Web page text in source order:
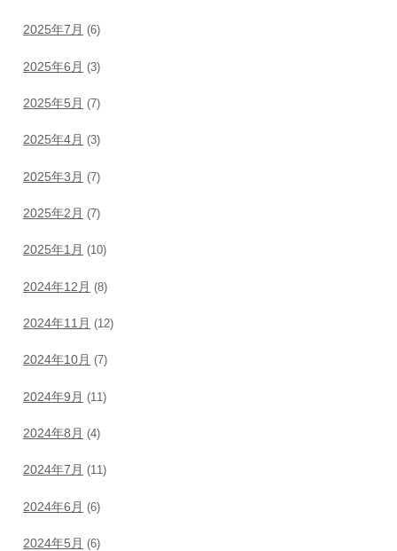
2025年7月 (6)
2025年6月 (3)
2025年5月 (7)
2025年4月 (3)
2025年3月 (7)
2025年2月 (7)
2025年1月 (10)
2024年12月 (8)
2024年11月 (12)
2024年10月 (7)
2024年9月 (11)
2024年8月 (4)
2024年7月 (11)
2024年6月 (6)
2024年5月 (6)